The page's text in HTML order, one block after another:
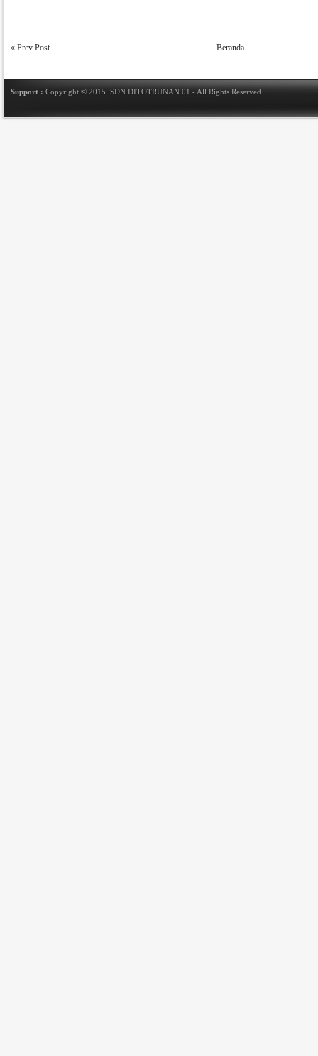
« Prev Post Beranda
Support : Copyright © 2015. SDN DITOTRUNAN 01 - All Rights Reserved